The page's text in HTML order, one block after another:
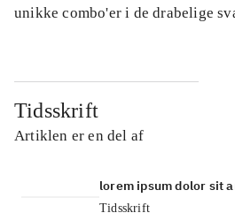
unikke combo'er i de drabelige
Tidsskrift
Artiklen er en del af
lorem ipsum dolor sit
Tidsskrift